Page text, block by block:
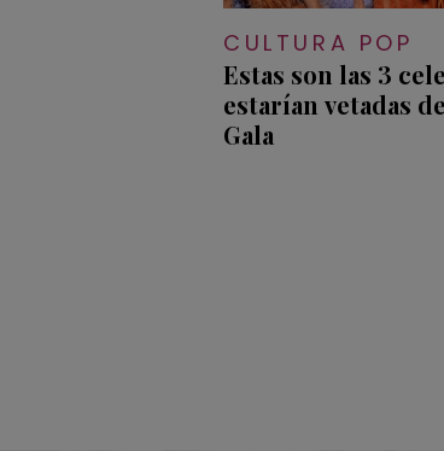
CULTURA POP
Estas son las 3
estarían vetadas
Gala